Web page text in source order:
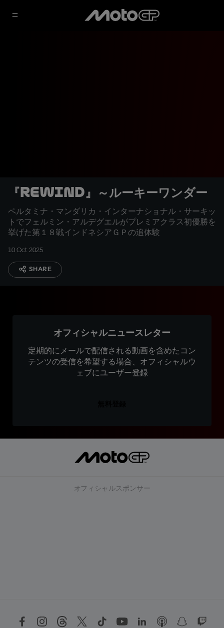
『REWIND』～ルーキーワンダー
ペルタミナ・マンダリカ・インターナショナル・サーキッ
トでフェルミン・アルデグエルがプレミアクラス初優勝を
挙げた第１８戦インドネシアＧＰの追体験
10 Oct 2025
SHARE
オフィシャルニュースレター
定期的にメールで配信される動画を含めたコン
テンツの受信を希望する場合、オフィシャルウ
ェブにユーザー登録
オフィシャルスポンサー